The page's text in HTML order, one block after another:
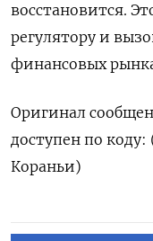
восстановится.
регулятору и
финансовых
Оригинал
доступен по
Кораньи)